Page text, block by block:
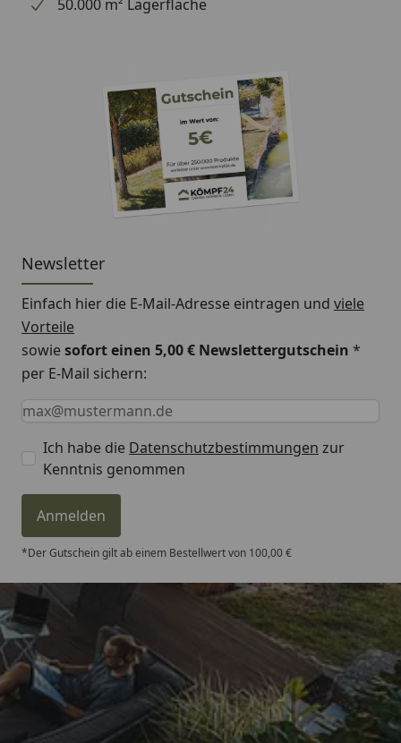
50.000 m² Lagerfläche
Newsletter
Einfach hier die E-Mail-Adresse eintragen und viele
Vorteile
sowiesofort einen 5,00 € Newslettergutschein *
per E-Mail sichern:
Keine Eingabe erforderlich
Eingabe erforderlich
E-Mail *
Ich habe die Datenschutzbestimmungen zur
Kenntnis genommen
Anmelden
*Der Gutschein gilt ab einem Bestellwert von 100,00 €
Trusted Shops
4,81/ 5